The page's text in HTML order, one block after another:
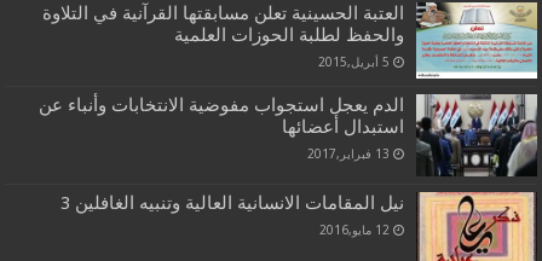
العتبة الحسينية تعلن مسابقتها القرآنية في التلاوة
والحفظ لطلبة الحوزات العلمية
5 أبريل,2015
الدم يعجل استجواب مفوضية الانتخابات وأنباء عن
استبدال أعضائها
13 فبراير,2017
نيل المقامات الانسانية العالية وتنبيه الغافلين 3
12 مايو,2016